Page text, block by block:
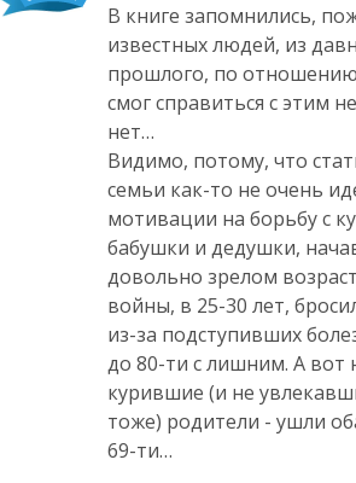
В книге запомнились,
известных людей, из
прошлого, по
смог справиться с этим
нет…
Видимо, потому, что
семьи как-то не очень
мотивации на борьбу с
бабушки и дедушки,
довольно зрелом
войны, в 25-30 лет,
из-за подступивших
до 80-ти с лишним. А вот
курившие (и не
тоже) родители - ушли
69-ти…